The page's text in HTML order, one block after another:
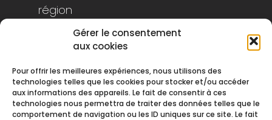
Gérer le consentement
aux cookies
Pour offrir les meilleures expériences, nous utilisons des
technologies telles que les cookies pour stocker et/ou accéder
aux informations des appareils. Le fait de consentir à ces
technologies nous permettra de traiter des données telles que le
comportement de navigation ou les ID uniques sur ce site. Le fait
région
Beaujolais
regroupant
plus
de